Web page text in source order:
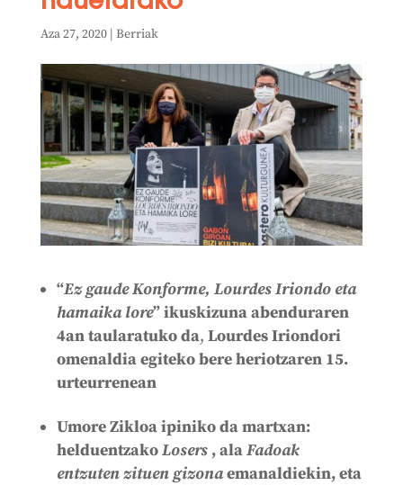
Aza 27, 2020| Berriak
“Ez gaude Konforme, Lourdes Iriondo eta
hamaika lore” ikuskizuna abenduraren
4an taularatuko da, Lourdes Iriondori
omenaldia egiteko bere heriotzaren 15.
urteurrenean
Umore Zikloa ipiniko da martxan:
helduentzakoLosers, alaFadoak
entzuten zituen gizonaemanaldiekin, eta